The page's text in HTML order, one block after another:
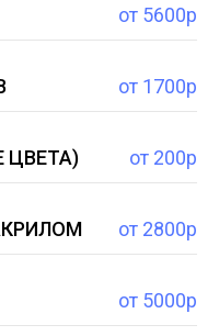
от 5600р
от 1700р
ЦВЕТА) от 200р
от 2800р
от 5000р